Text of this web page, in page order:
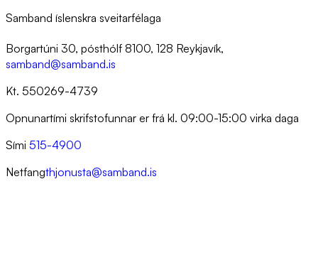
Samband íslenskra sveitarfélaga
Borgartúni 30, pósthólf 8100, 128 Reykjavík,
samband@samband.is
Kt. 550269-4739
Opnunartími skrifstofunnar er frá kl. 09:00-15:00 virka daga
Sími 515-4900
Netfangthjonusta@samband.is